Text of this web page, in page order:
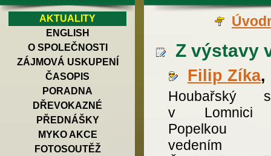
AKTUALITY
ENGLISH
O SPOLEČNOSTI
ZÁJMOVÁ USKUPENÍ
ČASOPIS
PORADNA
DŘEVOKAZNÉ
PŘEDNÁŠKY
MYKO AKCE
FOTOSOUTĚŽ
Z výstavy
Filip Zíka,
Houbařský
v Lomnici
Popelkou
vedením